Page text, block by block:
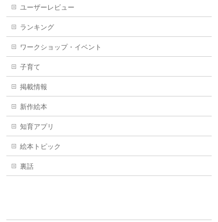
ユーザーレビュー
ランキング
ワークショップ・イベント
子育て
掲載情報
新作絵本
知育アプリ
絵本トピック
裏話